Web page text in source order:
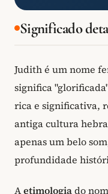
Significado
Judith é um nome
significa
rica e significativa,
antiga cultura
apenas um belo
profundidade
Aetimologiado